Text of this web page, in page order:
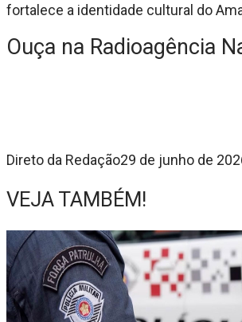
fortalece a identidade cultural do
Ouça na Radioagência
Direto da Redação29 de junho de
VEJA TAMBÉM!